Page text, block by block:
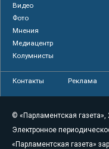
Видео
Фото
Мнения
Медиацентр
Колумнисты
Контакты Реклама
© «Парламентская газета»,
Электронное
«Парламентская газета»